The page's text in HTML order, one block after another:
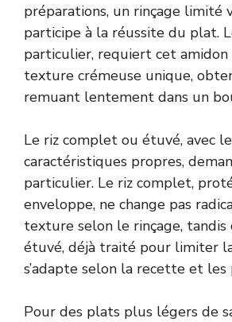
préparations, un rinçage limité
participe à la réussite du plat.
particulier, requiert cet amidon
texture crémeuse unique,
remuant lentement dans un
Le riz complet ou étuvé, avec
caractéristiques propres,
particulier. Le riz complet,
enveloppe, ne change pas
texture selon le rinçage, tandis
étuvé, déjà traité pour limiter la
s’adapte selon la recette et les
Pour des plats plus légers de